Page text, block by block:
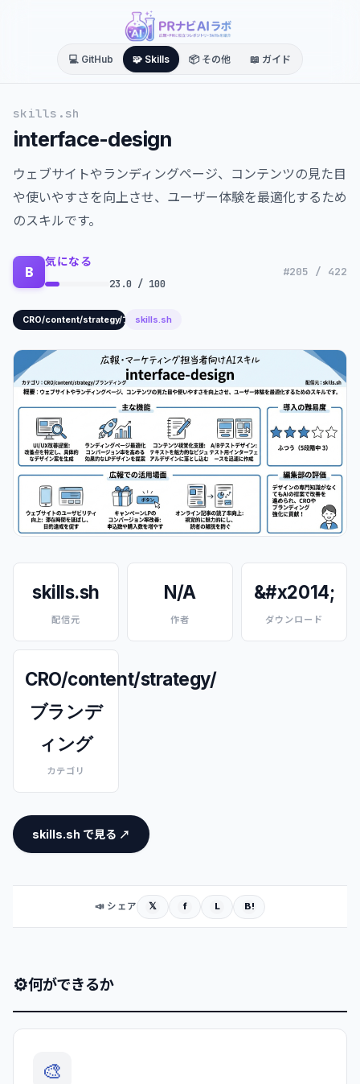
💻 GitHub 🧩 Skills 📦 その他 📖 ガイド
skills.sh
interface-design
ウェブサイトやランディングページ、コンテンツの見た目
や使いやすさを向上させ、ユーザー体験を最適化するため
のスキルです。
B
気になる
23.0 / 100
#205 / 422
CRO/content/strategy/ブランディング
skills.sh
skills.sh
配信元
N/A
作者
&#x2014;
ダウンロード
CRO/content/strategy/
ブランデ
ィング
カテゴリ
skills.sh で見る ↗
📣 シェア 𝕏 f L B!
⚙何ができるか
🎨